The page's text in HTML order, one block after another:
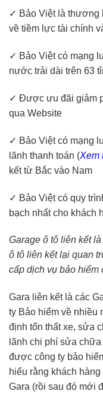
✓ Bảo Việt là thương
về tiềm lực tài chính
✓ Bảo Việt có mạng
nước trải dài trên 63
✓ Được ưu đãi giảm
qua Website
✓ Bảo Việt có mạng
lãnh thanh toán (Xem
kết từ Bắc vào Nam
✓ Bảo Việt có quy
bạch nhất cho khách
Garage ô tô liên kết
ô tô liên kết lại quan
cấp dịch vụ bảo hiểm
Gara liên kết là các
ty Bảo hiểm về nhiều
định tổn thất xe, sửa
lãnh chi phí sửa
được công ty bảo
hiểu rằng khách
Gara (rồi sau đó mới